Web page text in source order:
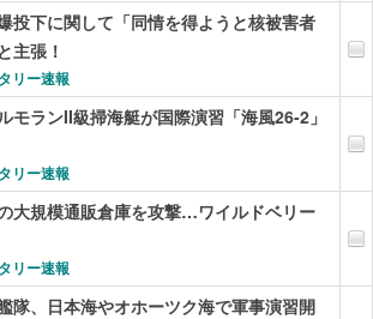
投下に関して「同情を得ようと核被害者
主張！
リー速報
モランII級掃海艇が国際演習「海風26-2」
リー速報
大規模通販倉庫を攻撃…ワイルドベリー
リー速報
隊、日本海やオホーツク海で軍事演習開